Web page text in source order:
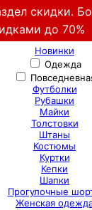
скидки.
до 70%
Новинки
Одежда
Футболки
Рубашки
Майки
Толстовки
Штаны
Костюмы
Куртки
Кепки
Шапки
Прогулочные
Женская